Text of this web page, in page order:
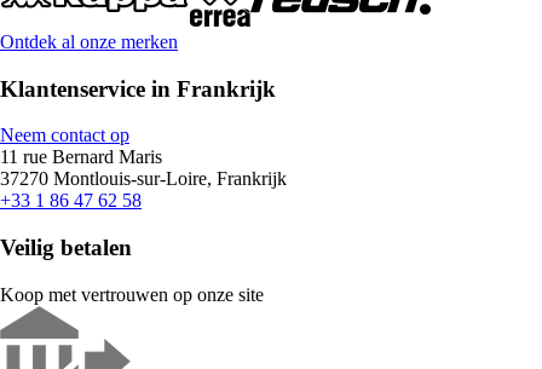
Ontdek al onze merken
Klantenservice in Frankrijk
Neem contact op
11 rue Bernard Maris
37270 Montlouis-sur-Loire, Frankrijk
+33 1 86 47 62 58
Veilig betalen
Koop met vertrouwen op onze site